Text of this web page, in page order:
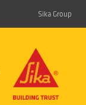
Sika Group